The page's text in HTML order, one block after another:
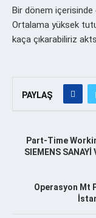
Bir dönem
Ortalama yüksek
kaça çıkarabiliriz
PAYLAŞ
Part-Time
SIEMENS
Operasyon Mt